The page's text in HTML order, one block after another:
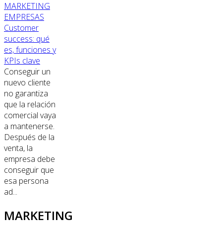
MARKETING
EMPRESAS
Customer
success: qué
es, funciones y
KPIs clave
Conseguir un
nuevo cliente
no garantiza
que la relación
comercial vaya
a mantenerse.
Después de la
venta, la
empresa debe
conseguir que
esa persona
ad...
MARKETING